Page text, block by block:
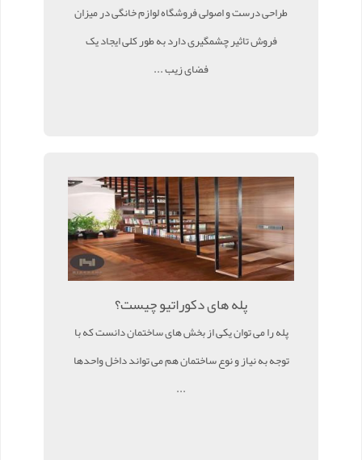
طراحی درست و اصولی فروشگاه لوازم خانگی در میزان
فروش تاثیر چشمگیری دارد به طور کلی ایجاد یک
فضای زیب ...
پله های دکوراتیو چیست؟
پله را می توان یکی از بخش های ساختمان دانست که با
توجه به نیاز و نوع ساختمان هم می تواند داخل واحدها
...